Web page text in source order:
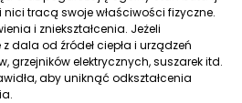
nici tracą swoje właściwości fizyczne.
i zniekształcenia. Jeżeli
dala od źródeł ciepła i urządzeń
grzejników elektrycznych, suszarek itd.
aby uniknąć odkształcenia